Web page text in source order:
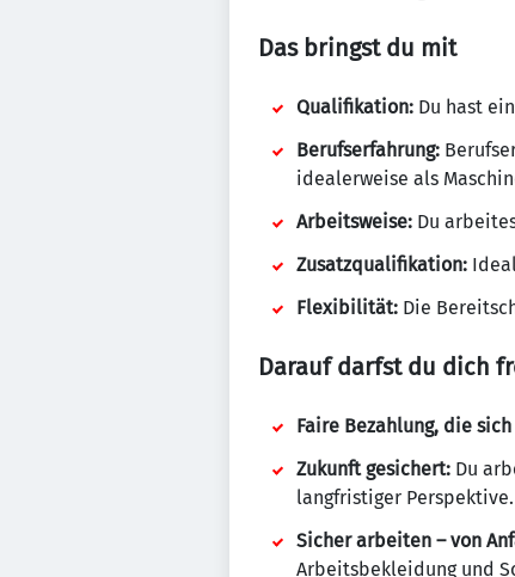
Das bringst du mit
Qualifikation: Du hast
Berufserfahrung:
idealerweise als
Arbeitsweise: Du
Zusatzqualifikation:
Flexibilität: Die
Darauf darfst du dich
Faire Bezahlung, die
Zukunft gesichert: Du
langfristiger Perspektive.
Sicher arbeiten – von
Arbeitsbekleidung und